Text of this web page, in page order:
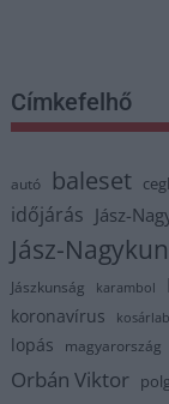
Címkefelhő
autó baleset
időjárás Jász-
Jász-
Jászkunság karambol
koronavírus
lopás magyarország
Orbán Viktor